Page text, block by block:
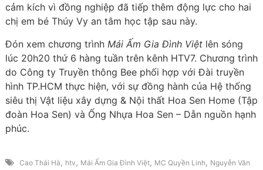
cảm kích vì đồng nghiệp đã tiếp thêm động lực cho hai
chị em bé Thúy Vy an tâm học tập sau này.
Đón xem chương trình Mái Ấm Gia Đình Việtlên sóng
lúc 20h20 thứ 6 hàng tuần trên kênh HTV7. Chương trình
do Công ty Truyền thông Bee phối hợp với Đài truyền
hình TP.HCM thực hiện, với sự đồng hành của Hệ thống
siêu thị Vật liệu xây dựng & Nội thất Hoa Sen Home (Tập
đoàn Hoa Sen) và Ống Nhựa Hoa Sen – Dẫn nguồn hạnh
phúc.
Cao Thái Hà, htv, Mái Ấm Gia Đình Việt, MC Quyền Linh, Nguyễn Văn